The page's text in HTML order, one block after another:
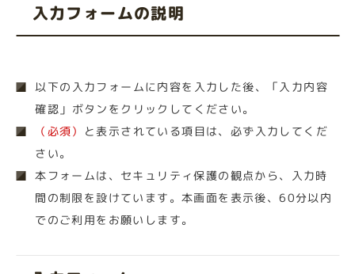
入力フォームの説明
以下の入力フォームに内容を入力した後、「入力内容
確認」ボタンをクリックしてください。
（必須） と表示されている項目は、必ず入力してくだ
さい。
本フォームは、セキュリティ保護の観点から、入力時
間の制限を設けています。本画面を表示後、60分以内
でのご利用をお願いします。